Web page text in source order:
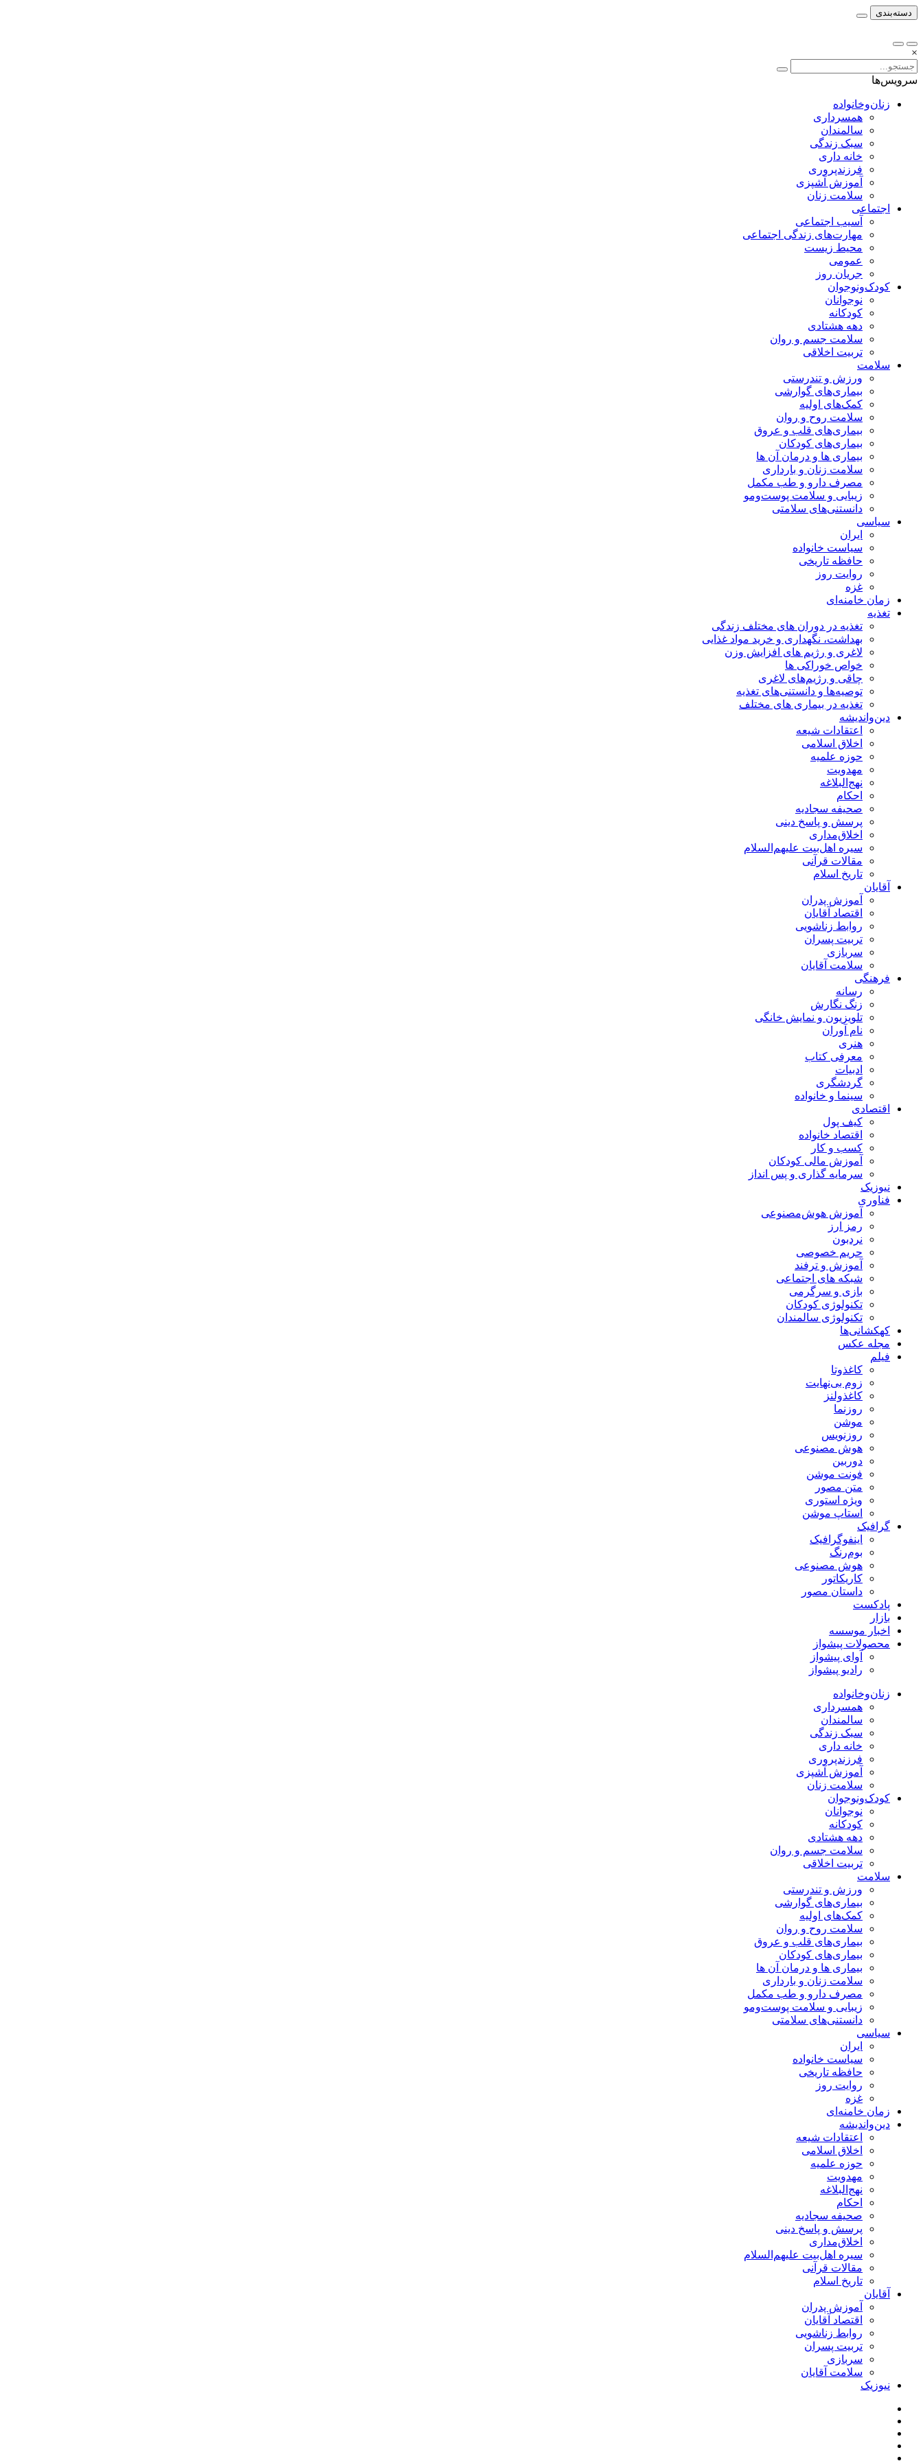
دسته‌بندی
×
سرویس‌ها
زنان‌وخانواده
همسرداری
سالمندان
سبک زندگی
خانه داری
فرزندپروری
آموزش آشپزی
سلامت زنان
اجتماعی
آسیب اجتماعی
مهارت‌های زندگی اجتماعی
محیط زیست
عمومی
جریان روز
کودک‌ونوجوان
نوجوانان
کودکانه
دهه هشتادی
سلامت جسم و روان
تربیت اخلاقی
سلامت
ورزش و تندرستی
بیماری‌های گوارشی
کمک‌های اولیه
سلامت روح و روان
بیماری‌های قلب و عروق
بیماری‌های کودکان
بیماری ها و درمان آن ها
سلامت زنان و بارداری
مصرف دارو و طب مکمل
زیبایی و سلامت پوست‌ومو
دانستنی‌های سلامتی
سیاسی
ایران
سیاست خانواده
حافظه تاریخی
روایت روز
غزه
زمان خامنه‌ای
تغذیه
تغذیه در دوران های مختلف زندگی
بهداشت، نگهداری و خرید مواد غذایی
لاغری و رژیم های افزایش وزن
خواص خوراكی ها
چاقی و رژیم‌های لاغری
توصیه‌ها و دانستنی‌های تغذیه
تغذیه در بیماری های مختلف
دین‌واندیشه
اعتقادات شیعه
اخلاق اسلامی
حوزه علمیه
مهدویت
نهج‌البلاغه
احکام
صحیفه سجادیه
پرسش و پاسخ دینی
اخلاق‌مداری
سیره اهل‌بیت علیهم‌السلام
مقالات قرآنی
تاریخ اسلام
آقایان
آموزش پدران
اقتصاد آقایان
روابط زناشویی
تربیت پسران
سربازی
سلامت آقایان
فرهنگی
رسانه
زنگ نگارش
تلویزیون و نمایش خانگی
نام آوران
هنری
معرفی کتاب
ادبیات
گردشگری
سینما و خانواده
اقتصادی
کیف پول
اقتصاد خانواده
کسب و کار
آموزش مالی کودکان
سرمایه گذاری و پس انداز
نیوزیک
فناوری
آموزش هوش‌مصنوعی
رمز ارز
نردبون
حریم خصوصی
آموزش و ترفند
شبکه های اجتماعی
بازی و سرگرمی
تکنولوژی کودکان
تکنولوژی سالمندان
کهکشانی‌ها
مجله عکس
فیلم
کاغذوتا
زوم بی‌نهایت
کاغذولنز
روزنما
موشن
روزنویس
هوش مصنوعی
دوربین
فونت موشن
متن مصور
ویژه استوری
استاپ موشن
گرافیک
اینفوگرافیک
بوم‌رنگ
هوش مصنوعی
کاریکاتور
داستان مصور
پادکست
بازار
اخبار موسسه
محصولات پیشواز
آوای پیشواز
رادیو پیشواز
زنان‌وخانواده
همسرداری
سالمندان
سبک زندگی
خانه داری
فرزندپروری
آموزش آشپزی
سلامت زنان
کودک‌ونوجوان
نوجوانان
کودکانه
دهه هشتادی
سلامت جسم و روان
تربیت اخلاقی
سلامت
ورزش و تندرستی
بیماری‌های گوارشی
کمک‌های اولیه
سلامت روح و روان
بیماری‌های قلب و عروق
بیماری‌های کودکان
بیماری ها و درمان آن ها
سلامت زنان و بارداری
مصرف دارو و طب مکمل
زیبایی و سلامت پوست‌ومو
دانستنی‌های سلامتی
سیاسی
ایران
سیاست خانواده
حافظه تاریخی
روایت روز
غزه
زمان خامنه‌ای
دین‌واندیشه
اعتقادات شیعه
اخلاق اسلامی
حوزه علمیه
مهدویت
نهج‌البلاغه
احکام
صحیفه سجادیه
پرسش و پاسخ دینی
اخلاق‌مداری
سیره اهل‌بیت علیهم‌السلام
مقالات قرآنی
تاریخ اسلام
آقایان
آموزش پدران
اقتصاد آقایان
روابط زناشویی
تربیت پسران
سربازی
سلامت آقایان
نیوزیک